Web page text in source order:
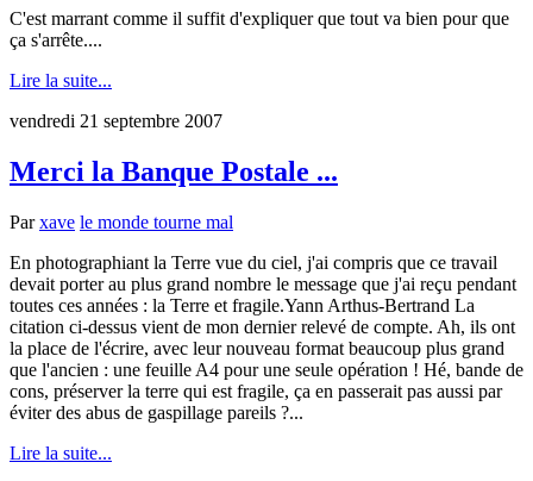
C'est marrant comme il suffit d'expliquer que tout va bien pour que
ça s'arrête....
Lire la suite...
vendredi 21 septembre 2007
Merci la Banque Postale ...
Parxave le monde tourne mal
En photographiant la Terre vue du ciel, j'ai compris que ce travail
devait porter au plus grand nombre le message que j'ai reçu pendant
toutes ces années : la Terre et fragile.Yann Arthus-Bertrand La
citation ci-dessus vient de mon dernier relevé de compte. Ah, ils ont
la place de l'écrire, avec leur nouveau format beaucoup plus grand
que l'ancien : une feuille A4 pour une seule opération ! Hé, bande de
cons, préserver la terre qui est fragile, ça en passerait pas aussi par
éviter des abus de gaspillage pareils ?...
Lire la suite...